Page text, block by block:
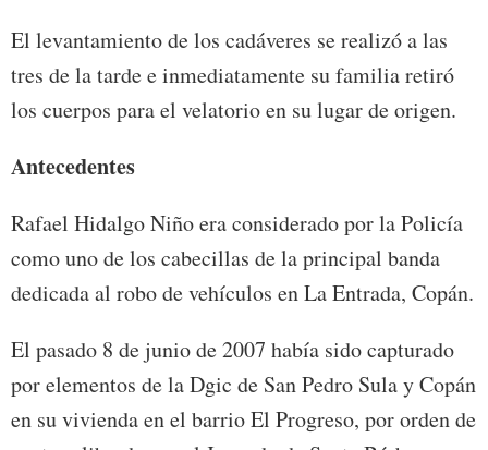
El levantamiento de los cadáveres se realizó a las
tres de la tarde e inmediatamente su familia retiró
los cuerpos para el velatorio en su lugar de origen.
Antecedentes
Rafael Hidalgo Niño era considerado por la Policía
como uno de los cabecillas de la principal banda
dedicada al robo de vehículos en La Entrada, Copán.
El pasado 8 de junio de 2007 había sido capturado
por elementos de la Dgic de San Pedro Sula y Copán
en su vivienda en el barrio El Progreso, por orden de